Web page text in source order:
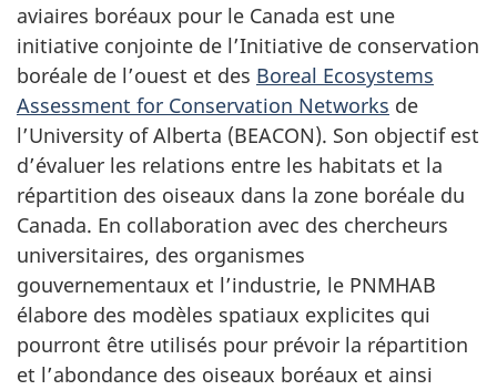
aviaires boréaux pour le Canada est une
initiative conjointe de l’Initiative de conservation
boréale de l’ouest et des Boreal Ecosystems
Assessment for Conservation Networks de
l’University of Alberta (BEACON). Son objectif est
d’évaluer les relations entre les habitats et la
répartition des oiseaux dans la zone boréale du
Canada. En collaboration avec des chercheurs
universitaires, des organismes
gouvernementaux et l’industrie, le PNMHAB
élabore des modèles spatiaux explicites qui
pourront être utilisés pour prévoir la répartition
et l’abondance des oiseaux boréaux et ainsi